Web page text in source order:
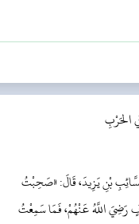
الحَرْبِ
بْنِ يَزِيدَ، قَالَ: «صَحِبْتُ
رَضِيَ اللَّهُ عَنْهُمْ، فَمَا سَمِعْتُ